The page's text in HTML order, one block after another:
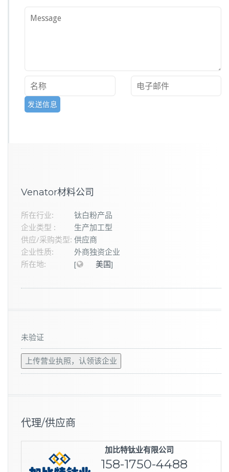
Venator材料公司
所在行业:
钛白粉产品
企业类型 :
生产加工型
供应/采购类型: 供应商
企业性质:
外商独资企业
所在地:
[ 美国]
未验证
上传营业执照，认领该企业
代理/供应商
加比特钛业有限公司
158-1750-4488